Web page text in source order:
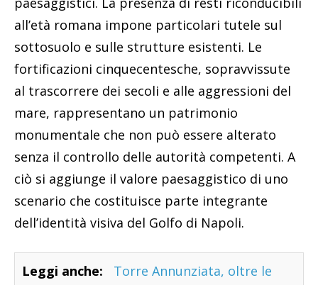
all’età romana impone particolari tutele sul
sottosuolo e sulle strutture esistenti. Le
fortificazioni cinquecentesche, sopravvissute
al trascorrere dei secoli e alle aggressioni del
mare, rappresentano un patrimonio
monumentale che non può essere alterato
senza il controllo delle autorità competenti. A
ciò si aggiunge il valore paesaggistico di uno
scenario che costituisce parte integrante
dell’identità visiva del Golfo di Napoli.
Leggi anche:
Torre Annunziata, oltre le